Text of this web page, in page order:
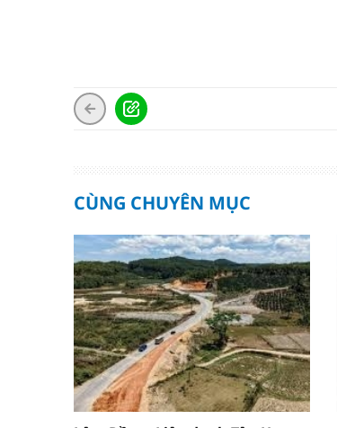
CÙNG CHUYÊN MỤC